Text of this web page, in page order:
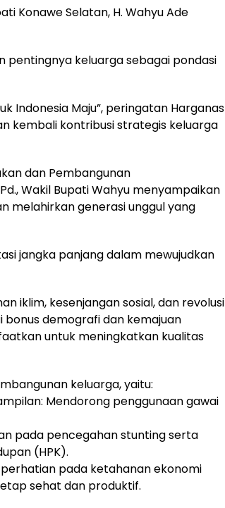
Konawe Selatan, H. Wahyu Ade
pentingnya keluarga sebagai pondasi
Indonesia Maju”, peringatan Harganas
kembali kontribusi strategis keluarga
dan Pembangunan
Wakil Bupati Wahyu menyampaikan
melahirkan generasi unggul yang
jangka panjang dalam mewujudkan
iklim, kesenjangan sosial, dan revolusi
demografi dan kemajuan
untuk meningkatkan kualitas
keluarga, yaitu:
Mendorong penggunaan gawai
pada pencegahan stunting serta
(HPK).
pada ketahanan ekonomi
sehat dan produktif.